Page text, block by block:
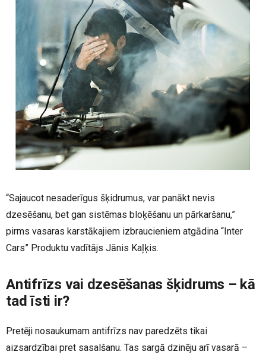
“Sajaucot nesaderīgus šķidrumus, var panākt nevis
dzesēšanu, bet gan sistēmas bloķēšanu un pārkaršanu,”
pirms vasaras karstākajiem izbraucieniem atgādina “Inter
Cars” Produktu vadītājs Jānis Kaļķis.
Antifrīzs vai dzesēšanas šķidrums – kā
tad īsti ir?
Pretēji nosaukumam antifrīzs nav paredzēts tikai
aizsardzībai pret sasalšanu. Tas sargā dzinēju arī vasarā –